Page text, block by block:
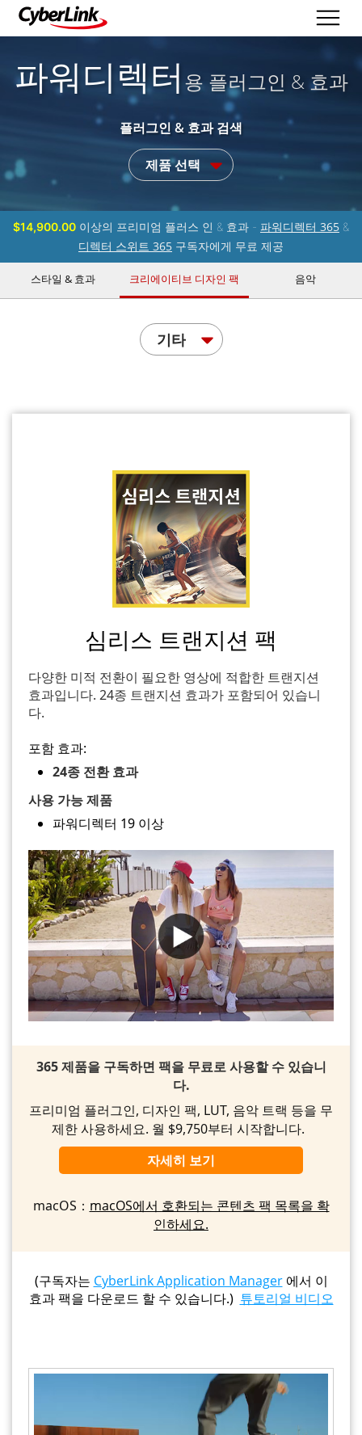
파워디렉터 용 플러그인 & 효과
플러그인 & 효과 검색
제품 선택
$14,900.00 이상의 프리미엄 플러스 인 & 효과 - 파워디렉터 365 &
디렉터 스위트 365 구독자에게 무료 제공
스타일 & 효과 크리에이티브 디자인 팩 음악
기타
심리스 트랜지션 팩
다양한 미적 전환이 필요한 영상에 적합한 트랜지션
효과입니다. 24종 트랜지션 효과가 포함되어 있습니
다.
포함 효과:
24종 전환 효과
사용 가능 제품
파워디렉터 19 이상
365 제품을 구독하면 팩을 무료로 사용할 수 있습니
다.
프리미엄 플러그인, 디자인 팩, LUT, 음악 트랙 등을 무
제한 사용하세요. 월 $9,750부터 시작합니다.
자세히 보기
macOS： macOS에서 호환되는 콘텐츠 팩 목록을 확
인하세요.
(구독자는 CyberLink Application Manager에서 이
효과 팩을 다운로드 할 수 있습니다.) 튜토리얼 비디오